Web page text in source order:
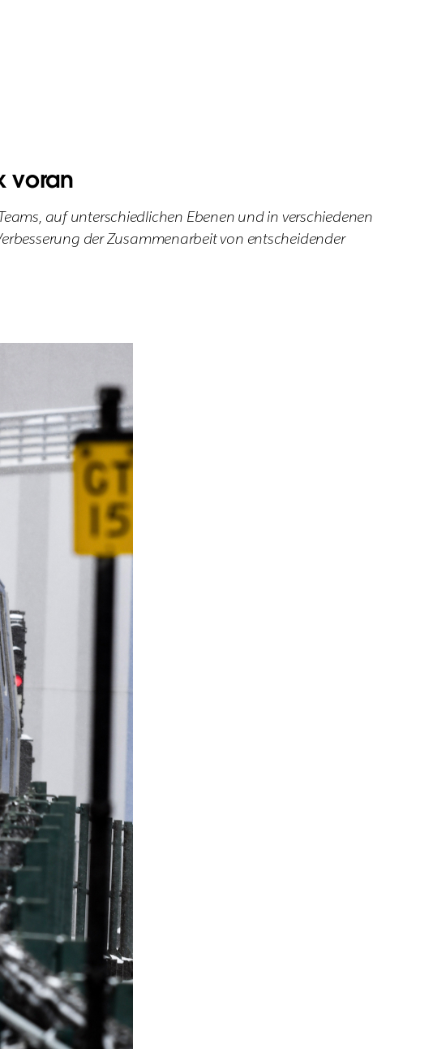
voran
auf unterschiedlichen Ebenen und in verschiedenen
der Zusammenarbeit von entscheidender